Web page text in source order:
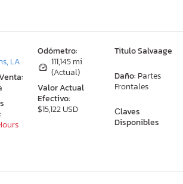
Odómetro:
111,145 mi
(Actual)
Valor Actual
Efectivo:
$15,122 USD
Titulo Salvaage
Daño: Partes
Frontales
Сlaves
Disponibles
LA